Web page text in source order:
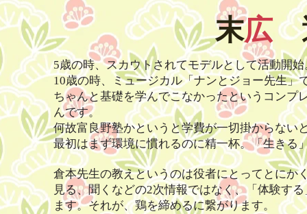
​末広
5歳の時、スカウトされてモデルとして活動開始
10歳の時、ミュージカル「ナンとジョー先生」
ちゃんと基礎を学んでこなかったというコンプ
んです。
何故富良野塾かというと学費が一切掛からない
最初はまず環境に慣れるのに精一杯。「生きる
倉本先生の教えというのは役者にとってとにか
見る、聞くなどの2次情報ではなく、「体験す
ます。それが、鶏を締めるに繋がります。